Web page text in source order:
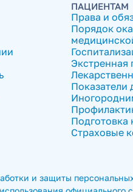
ПАЦИЕНТАМ
Права и
Порядок
Экстренная
Показатели
Подготовка
Страховые
и защиты